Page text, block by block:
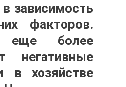
в зависимость
факторов.
еще более
негативные
в хозяйстве